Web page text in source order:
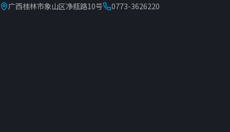
广西桂林市象山区净瓶路10号 0773-3626220